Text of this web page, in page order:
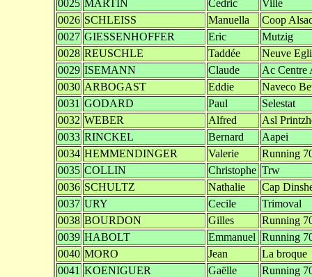
0025 MARTIN Cedric
Ville
0026 SCHLEISS Manuella
Coop
0027 GIESSENHOFFER Eric
Mutzig
0028 REUSCHLE Taddée
Neuve
0029 ISEMANN Claude
Ac Centre
0030 ARBOGAST Eddie
Naveco
0031 GODARD Paul
Selestat
0032 WEBER Alfred
Asl
0033 RINCKEL Bernard
Aapei
0034 HEMMENDINGER Valerie
Running
0035 COLLIN Christophe Trw
0036 SCHULTZ Nathalie
Cap
0037 URY Cecile
Trimoval
0038 BOURDON Gilles
Running
0039 HABOLT Emmanuel Running
0040 MORO Jean
La broque
0041 KOENIGUER Gaëlle
Running